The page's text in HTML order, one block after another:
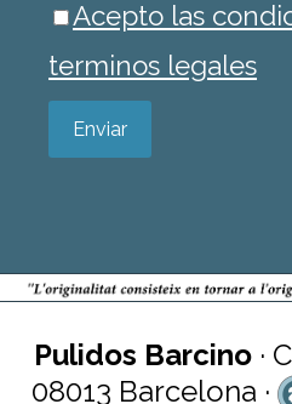
Acepto las
terminos legales
Enviar
Pulidos Barcino ·
08013 Barcelona ·